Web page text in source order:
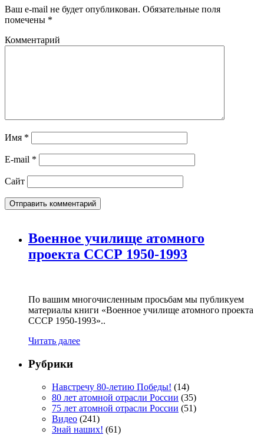
Ваш e-mail не будет опубликован. Обязательные поля
помечены *
Комментарий
Имя *
E-mail *
Сайт
Военное училище атомного
проекта СССР 1950-1993
По вашим многочисленным просьбам мы публикуем
материалы книги «Военное училище атомного проекта
СССР 1950-1993»..
Читать далее
Рубрики
Навстречу 80-летию Победы! (14)
80 лет атомной отрасли России (35)
75 лет атомной отрасли России (51)
Видео (241)
Знай наших! (61)